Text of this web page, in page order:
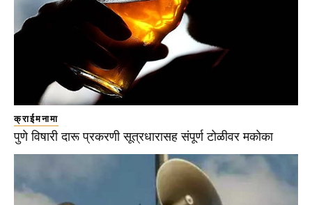
क्राईमनामा
पुणे विषारी दारू प्रकरणी सूत्रधारासह संपूर्ण टोळीवर मकोका